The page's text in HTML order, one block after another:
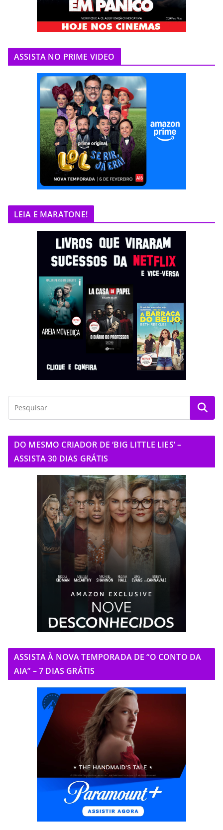
ASSISTA NO PRIME VIDEO
LEIA E MARATONE!
DO MESMO CRIADOR DE ‘BIG LITTLE LIES’ –
ASSISTA 30 DIAS GRÁTIS
ASSISTA À NOVA TEMPORADA DE “O CONTO DA
AIA” – 7 DIAS GRÁTIS